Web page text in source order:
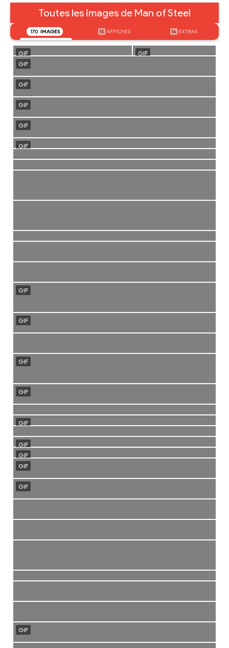
Toutes les images de Man of Steel
170 IMAGES 15 AFFICHES 16 EXTRAS